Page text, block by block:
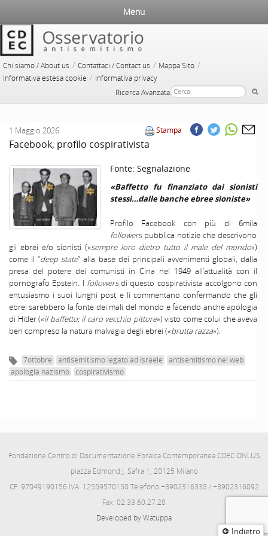
Chi siamo / About us / Contattaci / Contact us / Mappa Sito /
Informativa estesa cookie / Informativa privacy
Ricerca Avanzata
Menu
Indietro
Stampa
1 Maggio 2026
Facebook, profilo cospirativista
Fonte: Segnalazione
«Baffetto fu finanziato dai sionisti
stessi…dalle banche ebree sioniste»
Profilo Facebook con più di 6mila
followerspubblica notizie che descrivono
gli ebrei e/o sionisti («sempre loro dietro tutto il male del mondo»)
come il “deep state” alla base dei principali avvenimenti globali, dalla
presa del potere dei comunisti in Cina nel 1949 all’attualità con il
pornografo Epstein. I followersdi questo cospirativista accolgono con
entusiasmo i suoi lunghi post e li commentano confermando che gli
ebrei sarebbero la fonte dei mali del mondo e facendo anche apologia
di Hitler («il baffetto; il caro vecchio pittore») visto come colui che aveva
ben compreso la natura malvagia degli ebrei («brutta razza»).
7ottobre antisemitismo legato ad Israele
antisemitismo nel web
apologia nazismo
cospirativismo
Fondazione Centro di Documentazione Ebraica Contemporanea CDEC ONLUS
piazza Edmond J. Safra 1, 20125 Milano
CF: 97049190156 IVA: 12559570150 Telefono +3902316338 / +3902316092
Fax: 02.33.60.27.28
Developed by Watuppa